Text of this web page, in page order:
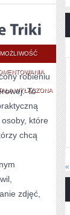
MOŻLIWOŚĆ
DIY
TRIKI
WYŁĄCZONA
robieniu
To
które
chcą
zdjęć,